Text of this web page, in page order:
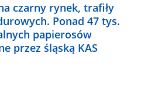
czarny rynek, trafiły
Ponad 47 tys.
papierosów
przez śląską KAS